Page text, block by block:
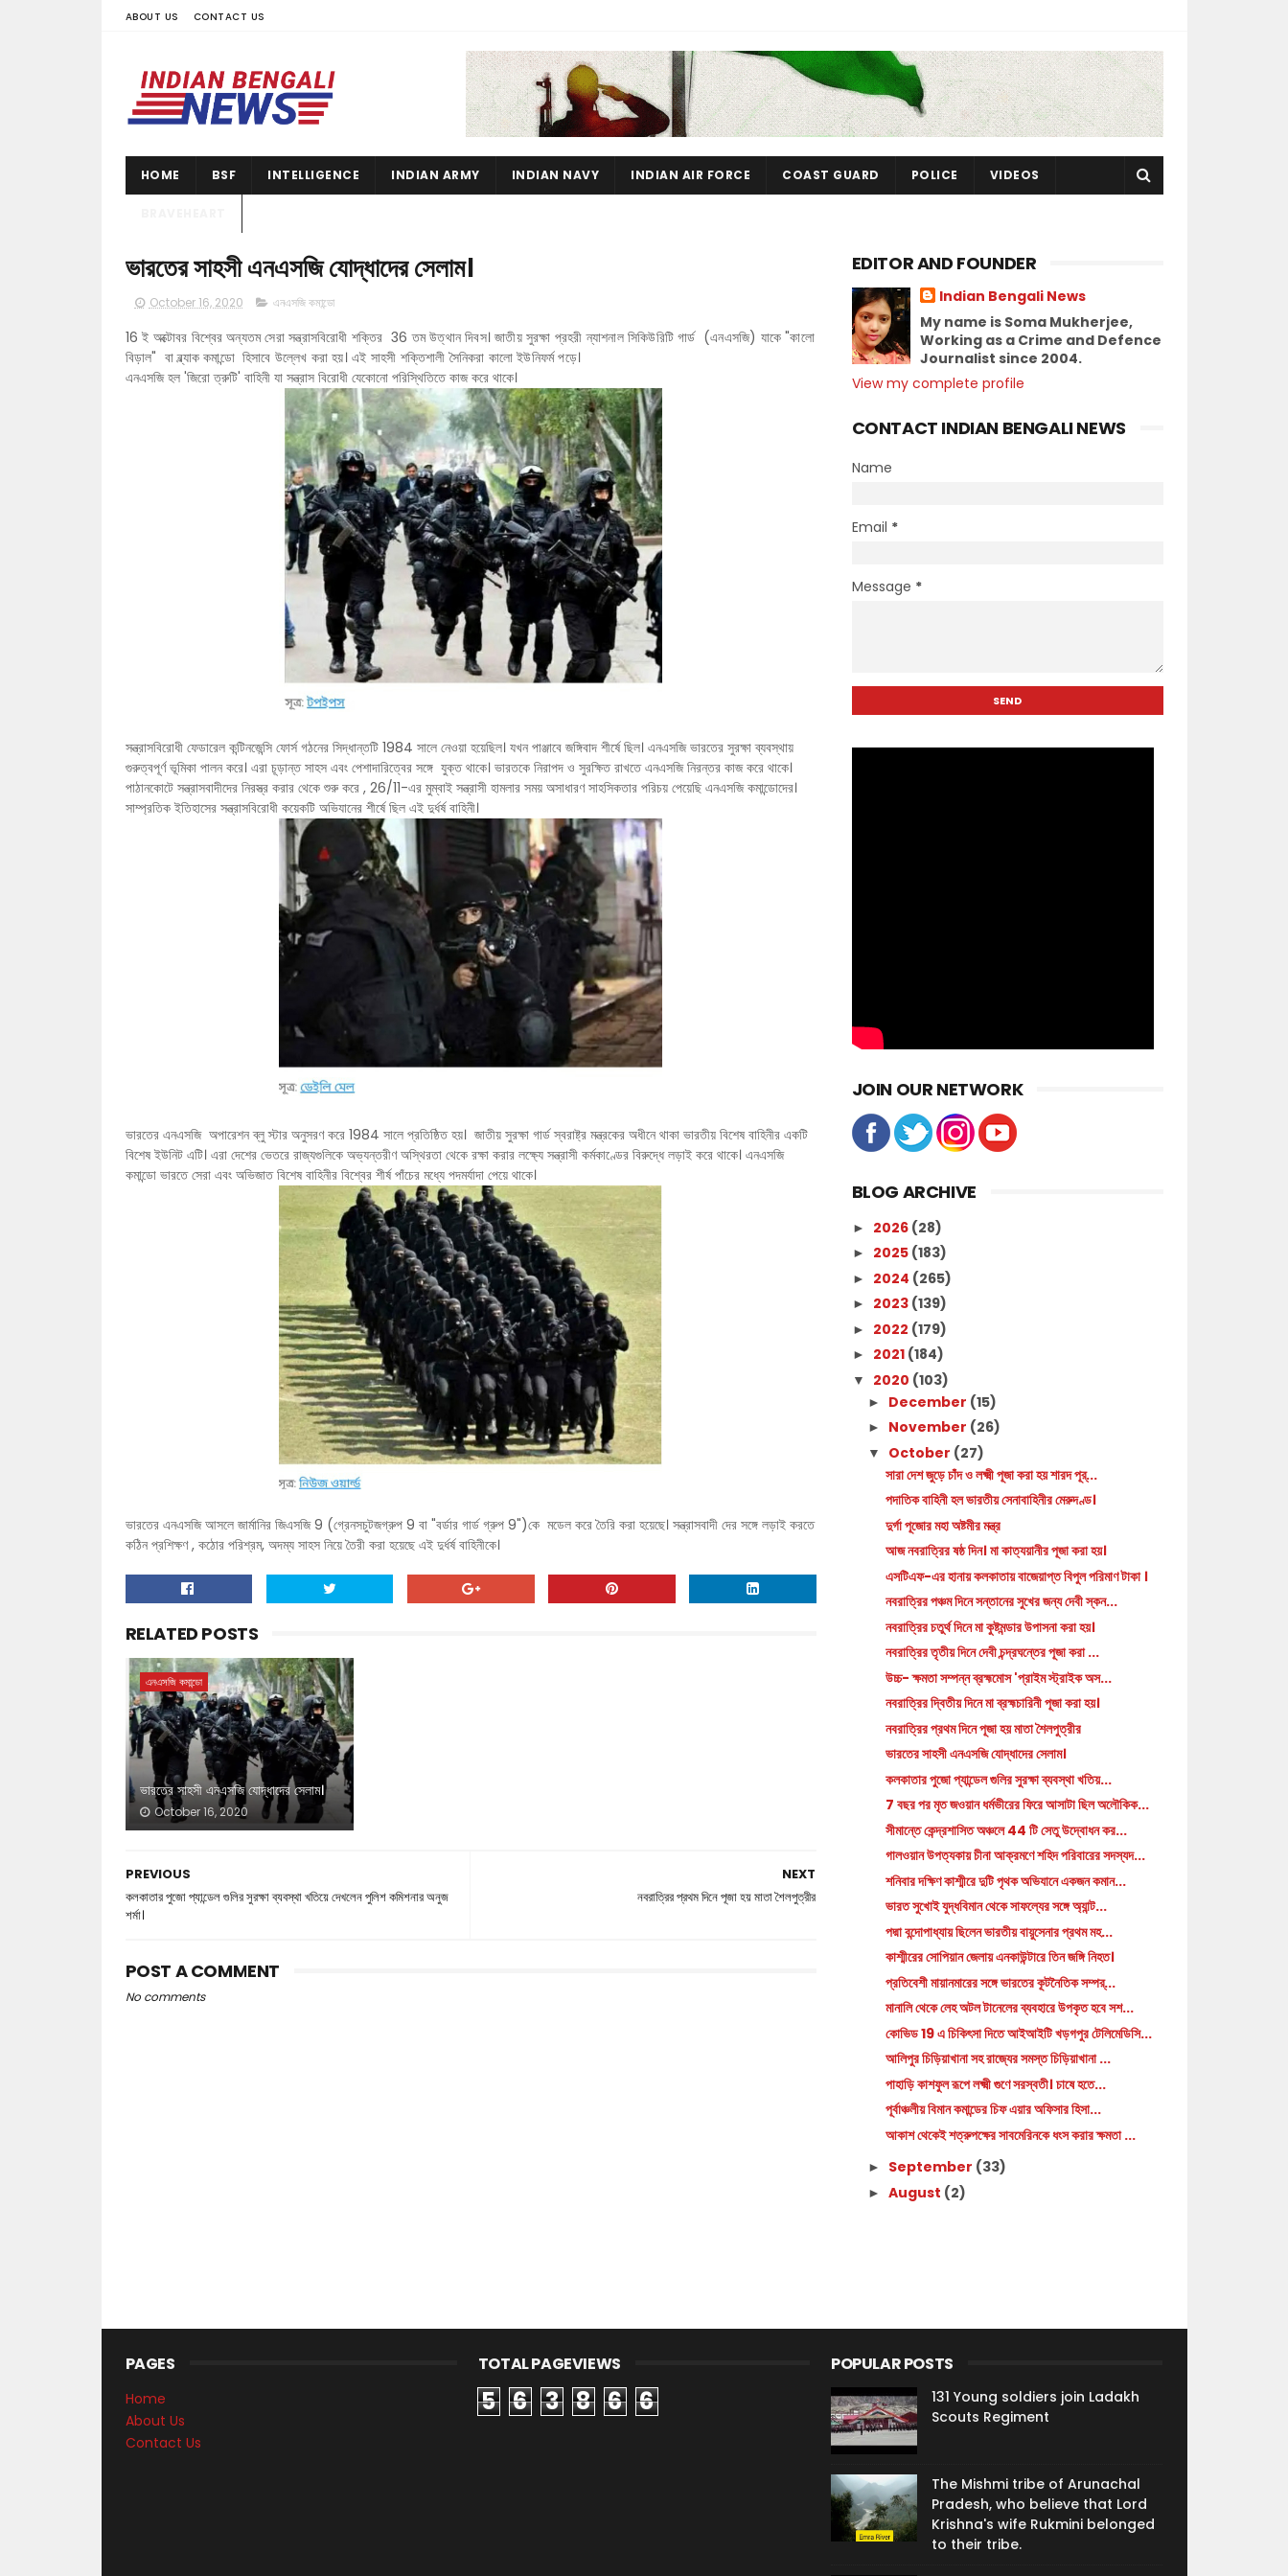
ABOUT US CONTACT US
HOME BSF INTELLIGENCE INDIAN ARMY INDIAN NAVY INDIAN AIR FORCE COAST GUARD POLICE VIDEOS
ভারতের সাহসী এনএসজি যোদ্ধাদের সেলাম।
October 16, 2020 এনএসজি কমান্ডো
16 ই অক্টোবর বিশ্বের অন্যতম সেরা সন্ত্রাসবিরোধী শক্তির 36 তম উত্থান দিবস। জাতীয় সুরক্ষা প্রহরী ন্যাশনাল সিকিউরিটি গার্ড (এনএসজি) যাকে "কালো
বিড়াল" বা ব্ল্যাক কমান্ডো হিসাবে উল্লেখ করা হয়। এই সাহসী শক্তিশালী সৈনিকরা কালো ইউনিফর্ম পড়ে।
এনএসজি হল 'জিরো ত্রুটি' বাহিনী যা সন্ত্রাস বিরোধী যেকোনো পরিস্থিতিতে কাজ করে থাকে।
সন্ত্রাসবিরোধী ফেডারেল কন্টিনজেন্সি ফোর্স গঠনের সিদ্ধান্তটি 1984 সালে নেওয়া হয়েছিল। যখন পাঞ্জাবে জঙ্গিবাদ শীর্ষে ছিল। এনএসজি ভারতের সুরক্ষা ব্যবস্থায়
গুরুত্বপূর্ণ ভূমিকা পালন করে। এরা চূড়ান্ত সাহস এবং পেশাদারিত্বের সঙ্গে যুক্ত থাকে। ভারতকে নিরাপদ ও সুরক্ষিত রাখতে এনএসজি নিরন্তর কাজ করে থাকে।
পাঠানকোটে সন্ত্রাসবাদীদের নিরস্ত্র করার থেকে শুরু করে , 26/11-এর মুম্বাই সন্ত্রাসী হামলার সময় অসাধারণ সাহসিকতার পরিচয় পেয়েছি এনএসজি কমান্ডোদের।
সাম্প্রতিক ইতিহাসের সন্ত্রাসবিরোধী কয়েকটি অভিযানের শীর্ষে ছিল এই দুর্ধর্ষ বাহিনী।
ভারতের এনএসজি অপারেশন ব্লু স্টার অনুসরণ করে 1984 সালে প্রতিষ্ঠিত হয়। জাতীয় সুরক্ষা গার্ড স্বরাষ্ট্র মন্ত্রকের অধীনে থাকা ভারতীয় বিশেষ বাহিনীর একটি
বিশেষ ইউনিট এটি। এরা দেশের ভেতরে রাজ্যগুলিকে অভ্যন্তরীণ অস্থিরতা থেকে রক্ষা করার লক্ষ্যে সন্ত্রাসী কর্মকাণ্ডের বিরুদ্ধে লড়াই করে থাকে। এনএসজি
কমান্ডো ভারতে সেরা এবং অভিজাত বিশেষ বাহিনীর বিশ্বের শীর্ষ পাঁচের মধ্যে পদমর্যাদা পেয়ে থাকে।
ভারতের এনএসজি আসলে জার্মানির জিএসজি 9 (গ্রেনসচুটজগ্রুপ 9 বা "বর্ডার গার্ড গ্রুপ 9")কে মডেল করে তৈরি করা হয়েছে। সন্ত্রাসবাদী দের সঙ্গে লড়াই করতে
কঠিন প্রশিক্ষণ , কঠোর পরিশ্রম, অদম্য সাহস নিয়ে তৈরী করা হয়েছে এই দুর্ধর্ষ বাহিনীকে।
RELATED POSTS
এনএসজি কমান্ডো
ভারতের সাহসী এনএসজি যোদ্ধাদের সেলাম।
October 16, 2020
NEXT
নবরাত্রির প্রথম দিনে পূজা হয় মাতা শৈলপুত্রীর
PREVIOUS
কলকাতার পুজো প্যান্ডেল গুলির সুরক্ষা ব্যবস্থা খতিয়ে দেখলেন পুলিশ কমিশনার অনুজ
শর্মা।
POST A COMMENT
No comments
EDITOR AND FOUNDER
Indian Bengali News
My name is Soma Mukherjee,
Working as a Crime and Defence
Journalist since 2004.
View my complete profile
CONTACT INDIAN BENGALI NEWS
Name
Email *
Message *
JOIN OUR NETWORK
BLOG ARCHIVE
► 2026 (28)
► 2025 (183)
► 2024 (265)
► 2023 (139)
► 2022 (179)
► 2021 (184)
▼ 2020 (103)
► December (15)
► November (26)
▼ October (27)
সারা দেশ জুড়ে চাঁদ ও লক্ষ্মী পূজা করা হয় শারদ পূর্...
পদাতিক বাহিনী হল ভারতীয় সেনাবাহিনীর মেরুদণ্ড।
দুর্গা পূজোর মহা অষ্টমীর মন্ত্র
আজ নবরাত্রির ষষ্ঠ দিন। মা কাত্যয়ানীর পূজা করা হয়।
এসটিএফ-এর হানায় কলকাতায় বাজেয়াপ্ত বিপুল পরিমাণ টাকা ।
নবরাত্রির পঞ্চম দিনে সন্তানের সুখের জন্য দেবী স্কন...
নবরাত্রির চতুর্থ দিনে মা কুষ্টমন্ডার উপাসনা করা হয়।
নবরাত্রির তৃতীয় দিনে দেবী চন্দ্রঘন্তের পূজা করা ...
উচ্চ- ক্ষমতা সম্পন্ন ব্রহ্মমোস 'প্রাইম স্ট্রাইক অস...
নবরাত্রির দ্বিতীয় দিনে মা ব্রহ্মচারিনী পূজা করা হয়।
নবরাত্রির প্রথম দিনে পূজা হয় মাতা শৈলপুত্রীর
ভারতের সাহসী এনএসজি যোদ্ধাদের সেলাম।
কলকাতার পুজো প্যান্ডেল গুলির সুরক্ষা ব্যবস্থা খতিয়...
7 বছর পর মৃত জওয়ান ধর্মভীরের ফিরে আসাটা ছিল অলৌকিক...
সীমান্তে কেন্দ্রশাসিত অঞ্চলে 44 টি সেতু উদ্বোধন কর...
গালওয়ান উপত্যকায় চীনা আক্রমণে শহিদ পরিবারের সদস্যদ...
শনিবার দক্ষিণ কাশ্মীরে দুটি পৃথক অভিযানে একজন কমান...
ভারত সুখোই যুদ্ধবিমান থেকে সাফল্যের সঙ্গে অ্যান্ট...
পদ্মা বন্দোপাধ্যায় ছিলেন ভারতীয় বায়ুসেনার প্রথম মহ...
কাশ্মীরের সোপিয়ান জেলায় এনকাউন্টারে তিন জঙ্গি নিহত।
প্রতিবেশী মায়ানমারের সঙ্গে ভারতের কূটনৈতিক সম্পর্...
মানালি থেকে লেহ অটল টানেলের ব্যবহারে উপকৃত হবে সশ...
কোভিড 19 এ চিকিৎসা দিতে আইআইটি খড়গপুর টেলিমেডিসি...
আলিপুর চিড়িয়াখানা সহ রাজ্যের সমস্ত চিড়িয়াখানা ...
পাহাড়ি কাশফুল রূপে লক্ষ্মী গুণে সরস্বতী। চাষে হতে...
পূর্বাঞ্চলীয় বিমান কমান্ডের চিফ এয়ার অফিসার হিসা...
আকাশ থেকেই শত্রুপক্ষের সাবমেরিনকে ধংস করার ক্ষমতা ...
► September (33)
►August (2)
PAGES
Home
About Us
Contact Us
TOTAL PAGEVIEWS
5 6 3 8 6 6
POPULAR POSTS
131 Young soldiers join Ladakh
Scouts Regiment
The Mishmi tribe of Arunachal
Pradesh, who believe that Lord
Krishna's wife Rukmini belonged
to their tribe.